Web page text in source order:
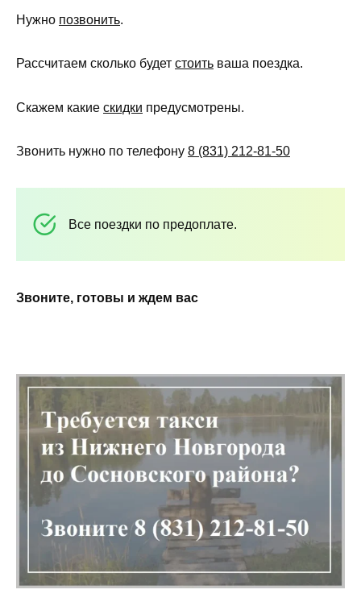
Нужно позвонить.
Рассчитаем сколько будет стоить ваша поездка.
Скажем какие скидки предусмотрены.
Звонить нужно по телефону 8 (831) 212-81-50
Все поездки по предоплате.
Звоните, готовы и ждем вас